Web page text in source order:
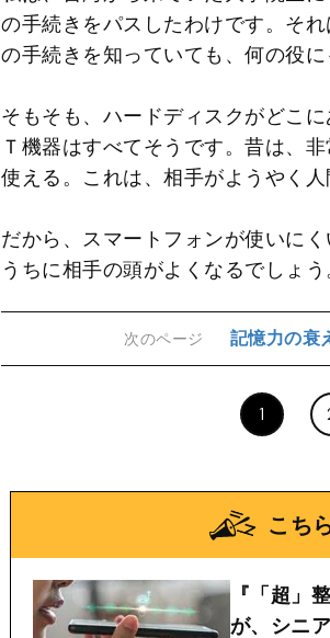
の手続きをパスしたわけです。そ
の手続きを知っていても、何の役
そもそも、ハードディスクがどこ
Ｔ機器はすべてそうです。昔は、
使える。これは、相手がようやく
だから、スマートフォンが使いに
うちに相手の頭がよくなるでしょう
次のページ 記憶力の衰
1
こち
『「超」
が、シニ